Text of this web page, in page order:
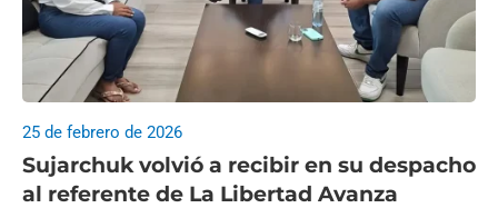
Sujarchuk volvió a recibir en su despacho
al referente de La Libertad Avanza
25 de febrero de 2026